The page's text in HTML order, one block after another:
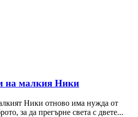
на малкия Ники
Ники отново има нужда от
за да прегърне света с двете...